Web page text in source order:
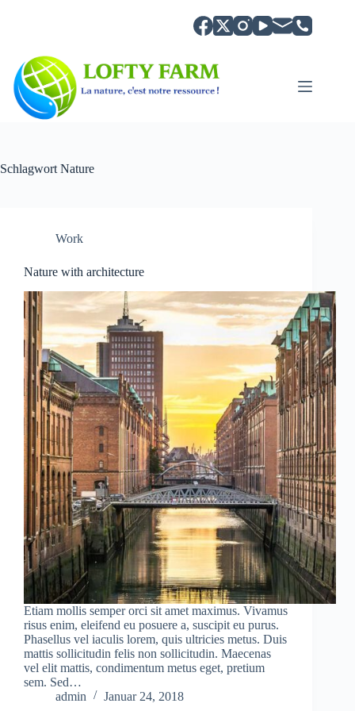
Schlagwort Nature
Work
Nature with architecture
Etiam mollis semper orci sit amet maximus. Vivamus
risus enim, eleifend eu posuere a, suscipit eu purus.
Phasellus vel iaculis lorem, quis ultricies metus. Duis
mattis sollicitudin felis non sollicitudin. Maecenas
vel elit mattis, condimentum metus eget, pretium
sem. Sed…
admin
Januar 24, 2018